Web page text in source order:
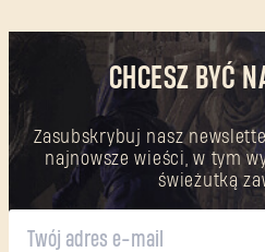
CHCESZ BYĆ
Zasubskrybuj nasz
najnowsze wieści, w tym
świeżutką